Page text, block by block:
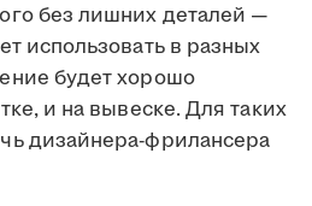
без лишних деталей —
использовать в разных
будет хорошо
и на вывеске. Для таких
дизайнера-фрилансера